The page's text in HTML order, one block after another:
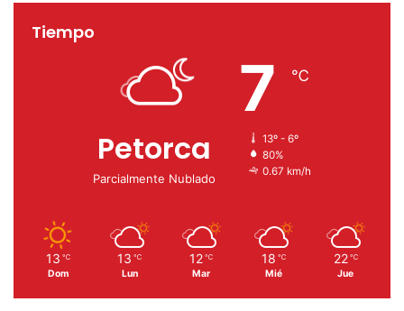
Tiempo
Petorca
Parcialmente Nublado
7 ℃
13º - 6º
80%
0.67 km/h
13 ℃
Dom
13 ℃
Lun
12 ℃
Mar
18 ℃
Mié
22 ℃
Jue